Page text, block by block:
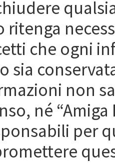
ritenga
che ogni
sia
non
né
per